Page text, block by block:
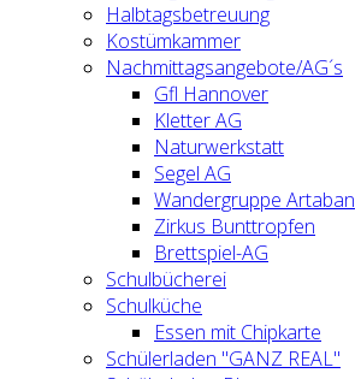
Halbtagsbetreuung
Kostümkammer
Nachmittagsangebote/AG´s
Gfl Hannover
Kletter AG
Naturwerkstatt
Segel AG
Wandergruppe Artaban
Zirkus Bunttropfen
Brettspiel-AG
Schulbücherei
Schulküche
Essen mit Chipkarte
Schülerladen "GANZ REAL"